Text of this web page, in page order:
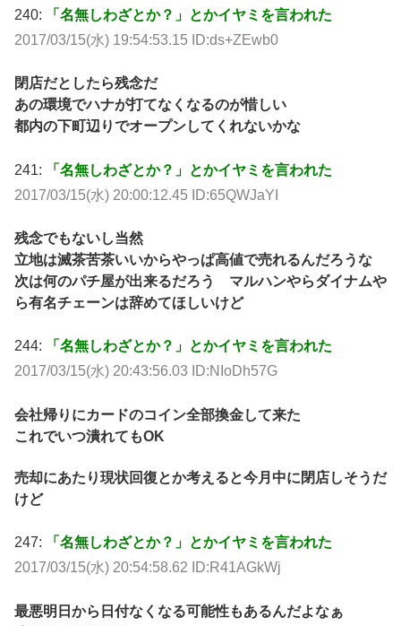
240:
「名無しわざとか？」とかイヤミを言われた
2017/03/15(水) 19:54:53.15 ID:ds+ZEwb0
閉店だとしたら残念だ
あの環境でハナが打てなくなるのが惜しい
都内の下町辺りでオープンしてくれないかな
241:
「名無しわざとか？」とかイヤミを言われた
2017/03/15(水) 20:00:12.45 ID:65QWJaYI
残念でもないし当然
立地は滅茶苦茶いいからやっぱ高値で売れるんだろうな
次は何のパチ屋が出来るだろう マルハンやらダイナムや
ら有名チェーンは辞めてほしいけど
244:
「名無しわざとか？」とかイヤミを言われた
2017/03/15(水) 20:43:56.03 ID:NIoDh57G
会社帰りにカードのコイン全部換金して来た
これでいつ潰れてもOK
売却にあたり現状回復とか考えると今月中に閉店しそうだ
けど
247:
「名無しわざとか？」とかイヤミを言われた
2017/03/15(水) 20:54:58.62 ID:R41AGkWj
最悪明日から日付なくなる可能性もあるんだよなぁ